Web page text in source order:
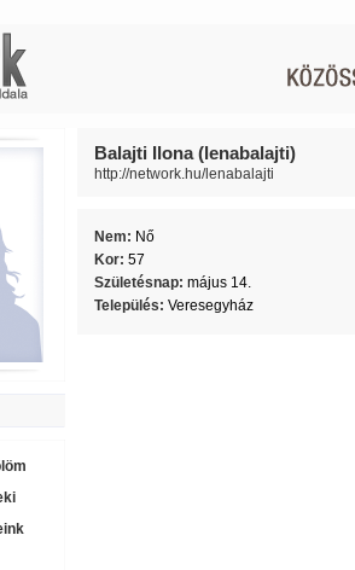
Balajti Ilona (lenabalajti)
http://network.hu/lenabalajti
Nem: Nő
Kor: 57
Születésnap: május 14.
Település: Veresegyház